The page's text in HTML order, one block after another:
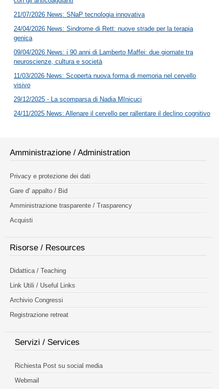
21/07/2026 News: SNaP tecnologia innovativa
24/04/2026 News: Sindrome di Rett: nuove strade per la terapia
genica
09/04/2026 News: i 90 anni di Lamberto Maffei: due giornate tra
neuroscienze, cultura e società
11/03/2026 News: Scoperta nuova forma di memoria nel cervello
visivo
29/12/2025 - La scomparsa di Nadia MInicuci
24/11/2025 News: Allenare il cervello per rallentare il declino cognitivo
Amministrazione / Administration
Privacy e protezione dei dati
Gare d' appalto / Bid
Amministrazione trasparente / Trasparency
Acquisti
Risorse / Resources
Didattica / Teaching
Link Utili / Useful Links
Archivio Congressi
Registrazione retreat
Servizi / Services
Richiesta Post su social media
Webmail